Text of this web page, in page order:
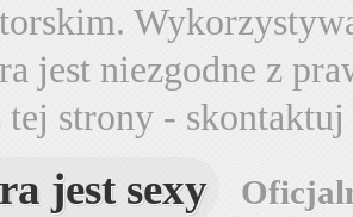
jest niezgodne z
tej strony -
jest sexy